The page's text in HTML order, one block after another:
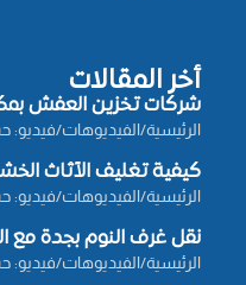
أخر المقالات
شركات تخزين العفش بمكة
الرئيسية/الفيديوهات/
كيفية تغليف الأثاث
الرئيسية/الفيديوهات/
نقل غرف النوم بجدة مع
الرئيسية/الفيديوهات/